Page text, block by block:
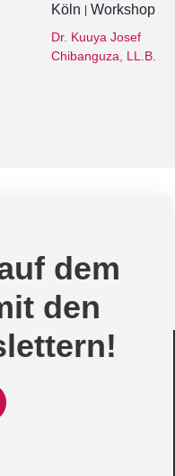
Köln Workshop
Dr. Kuuya Josef
Chibanguza, LL.B.
dem
den